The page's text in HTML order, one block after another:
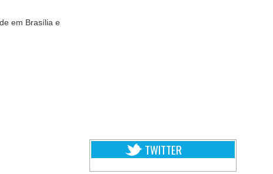
em Brasília e
TWITTER